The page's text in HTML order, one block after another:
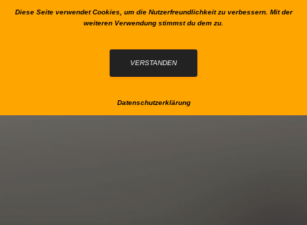
Diese Seite verwendet Cookies, um die Nutzerfreundlichkeit zu verbessern. Mit der
weiteren Verwendung stimmst du dem zu.
VERSTANDEN
Datenschutzerklärung